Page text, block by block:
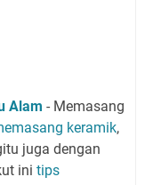
Alam - Memasang
keramik,
juga dengan
ini tips